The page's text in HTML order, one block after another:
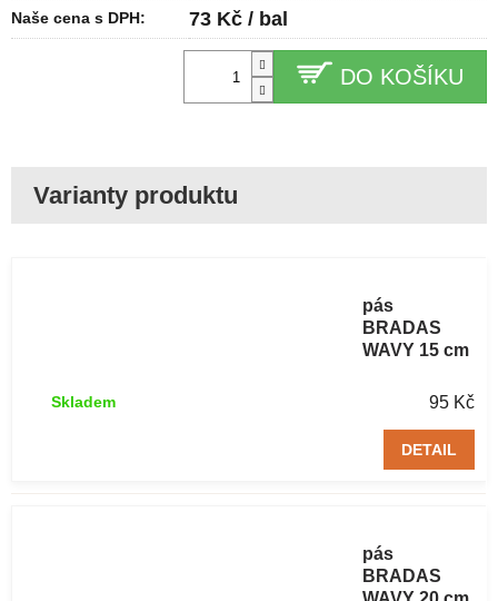
DO KOŠÍKU
Naše cena s DPH:
73 Kč / bal
pás
BRADAS
WAVY 15 cm
95 Kč
Skladem
DETAIL
pás
BRADAS